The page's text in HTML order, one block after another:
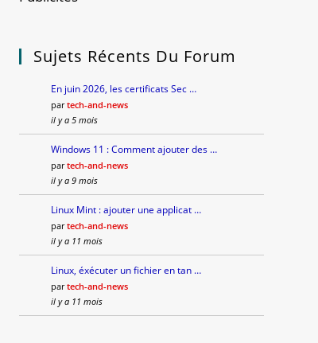
Sujets Récents Du Forum
En juin 2026, les certificats Sec …
partech-and-news
il y a 5 mois
Windows 11 : Comment ajouter des …
partech-and-news
il y a 9 mois
Linux Mint : ajouter une applicat …
partech-and-news
il y a 11 mois
Linux, éxécuter un fichier en tan …
partech-and-news
il y a 11 mois